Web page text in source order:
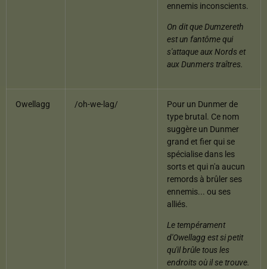
ennemis inconscients.
On dit que Dumzereth
est un fantôme qui
s'attaque aux Nords et
aux Dunmers traîtres.
Owellagg /oh-we-lag/
Pour un Dunmer de
type brutal. Ce nom
suggère un Dunmer
grand et fier qui se
spécialise dans les
sorts et qui n'a aucun
remords à brûler ses
ennemis... ou ses
alliés.
Le tempérament
d'Owellagg est si petit
qu'il brûle tous les
endroits où il se trouve.